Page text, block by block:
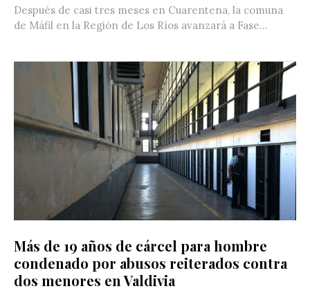
Después de casi tres meses en Cuarentena, la comuna
de Máfil en la Región de Los Ríos avanzará a Fase...
Más de 19 años de cárcel para hombre
condenado por abusos reiterados contra
dos menores en Valdivia